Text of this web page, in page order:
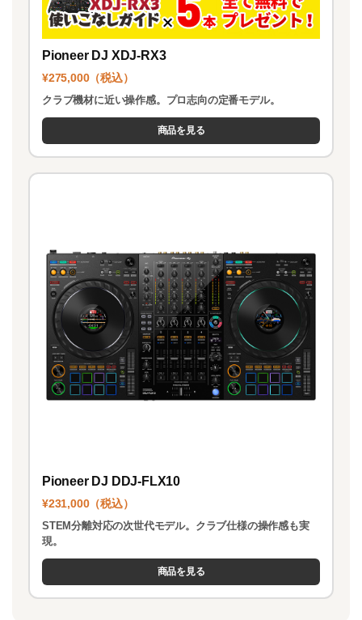
Pioneer DJ XDJ-RX3
¥275,000（税込）
クラブ機材に近い操作感。プロ志向の定番モデル。
商品を見る
Pioneer DJ DDJ-FLX10
¥231,000（税込）
STEM分離対応の次世代モデル。クラブ仕様の操作感も実
現。
商品を見る